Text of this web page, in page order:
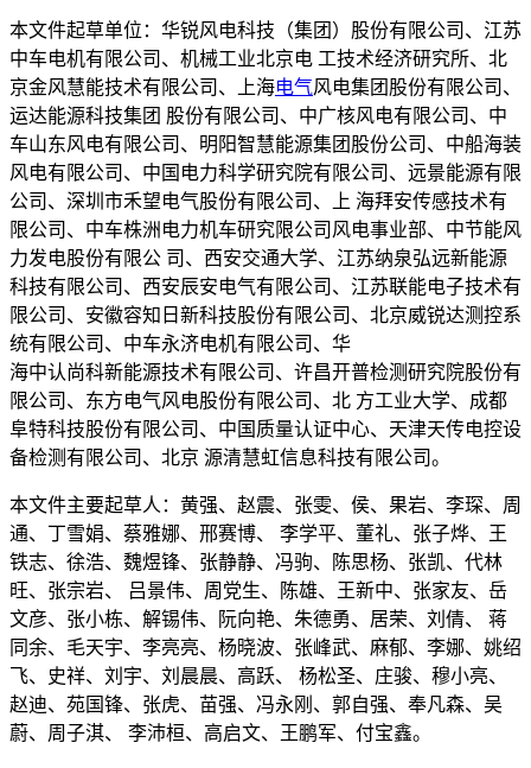
本文件起草单位：华锐风电科技（集团）股份有限公司、江苏
中车电机有限公司、机械工业北京电 工技术经济研究所、北
京金风慧能技术有限公司、上海电气风电集团股份有限公司、
运达能源科技集团 股份有限公司、中广核风电有限公司、中
车山东风电有限公司、明阳智慧能源集团股份公司、中船海装
风电有限公司、中国电力科学研究院有限公司、远景能源有限
公司、深圳市禾望电气股份有限公司、上 海拜安传感技术有
限公司、中车株洲电力机车研究限公司风电事业部、中节能风
力发电股份有限公 司、西安交通大学、江苏纳泉弘远新能源
科技有限公司、西安辰安电气有限公司、江苏联能电子技术有
限公司、安徽容知日新科技股份有限公司、北京威锐达测控系
统有限公司、中车永济电机有限公司、华
海中认尚科新能源技术有限公司、许昌开普检测研究院股份有
限公司、东方电气风电股份有限公司、北 方工业大学、成都
阜特科技股份有限公司、中国质量认证中心、天津天传电控设
备检测有限公司、北京 源清慧虹信息科技有限公司。
本文件主要起草人：黄强、赵震、张雯、侯、果岩、李琛、周
通、丁雪娟、蔡雅娜、邢赛博、 李学平、董礼、张子烨、王
铁志、徐浩、魏煜锋、张静静、冯驹、陈思杨、张凯、代林
旺、张宗岩、 吕景伟、周党生、陈雄、王新中、张家友、岳
文彦、张小栋、解锡伟、阮向艳、朱德勇、居荣、刘倩、 蒋
同余、毛天宇、李亮亮、杨晓波、张峰武、麻郁、李娜、姚绍
飞、史祥、刘宇、刘晨晨、高跃、 杨松圣、庄骏、穆小亮、
赵迪、苑国锋、张虎、苗强、冯永刚、郭自强、奉凡森、吴
蔚、周子淇、 李沛桓、高启文、王鹏军、付宝鑫。